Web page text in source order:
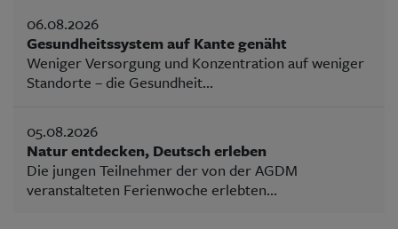
06.08.2026
Gesundheitssystem auf Kante genäht
Weniger Versorgung und Konzentration auf weniger
Standorte – die Gesundheit...
05.08.2026
Natur entdecken, Deutsch erleben
Die jungen Teilnehmer der von der AGDM
veranstalteten Ferienwoche erlebten...